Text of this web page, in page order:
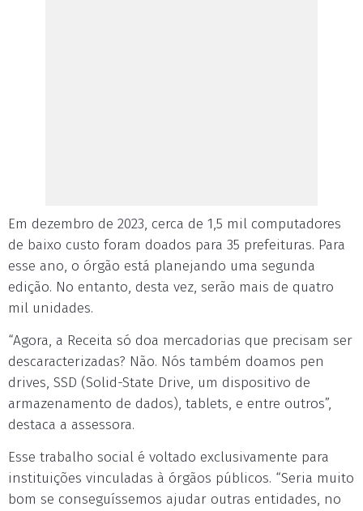
Em dezembro de 2023, cerca de 1,5 mil computadores
de baixo custo foram doados para 35 prefeituras. Para
esse ano, o órgão está planejando uma segunda
edição. No entanto, desta vez, serão mais de quatro
mil unidades.
“Agora, a Receita só doa mercadorias que precisam ser
descaracterizadas? Não. Nós também doamos pen
drives, SSD (Solid-State Drive, um dispositivo de
armazenamento de dados), tablets, e entre outros”,
destaca a assessora.
Esse trabalho social é voltado exclusivamente para
instituições vinculadas à órgãos públicos. “Seria muito
bom se conseguíssemos ajudar outras entidades, no